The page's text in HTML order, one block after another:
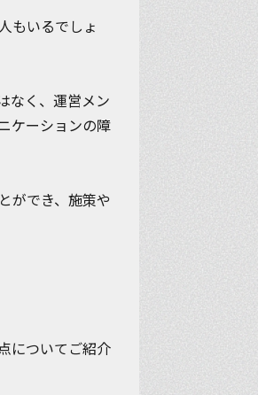
もいるでしょ
なく、運営メン
ケーションの障
ができ、施策や
についてご紹介